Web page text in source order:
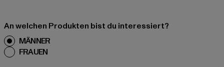
An welchen Produkten bist du interessiert?
MÄNNER
FRAUEN